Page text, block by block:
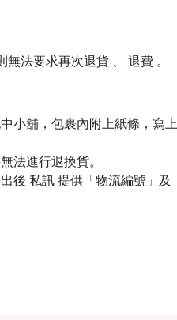
法要求再次退貨 、 退費 。
小舖，包裹內附上紙條，寫
法進行退換貨。
後 私訊 提供「物流編號」